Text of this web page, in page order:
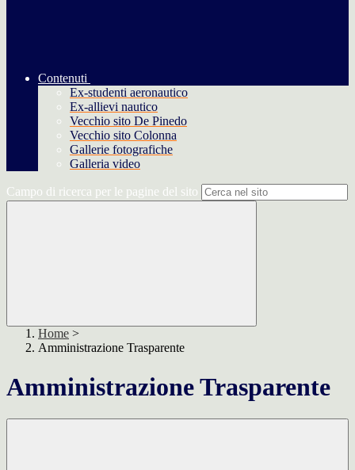
Contenuti
Ex-studenti aeronautico
Ex-allievi nautico
Vecchio sito De Pinedo
Vecchio sito Colonna
Gallerie fotografiche
Galleria video
Campo di ricerca per le pagine del sito
Home >
Amministrazione Trasparente
Amministrazione Trasparente